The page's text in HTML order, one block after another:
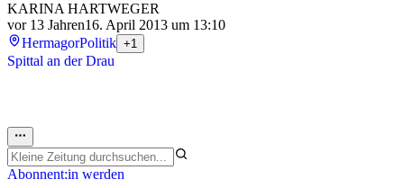
KARINA HARTWEGER
vor 13 Jahren16. April 2013 um 13:10
HermagorPolitik +1
Spittal an der Drau
Abonnent:in werden